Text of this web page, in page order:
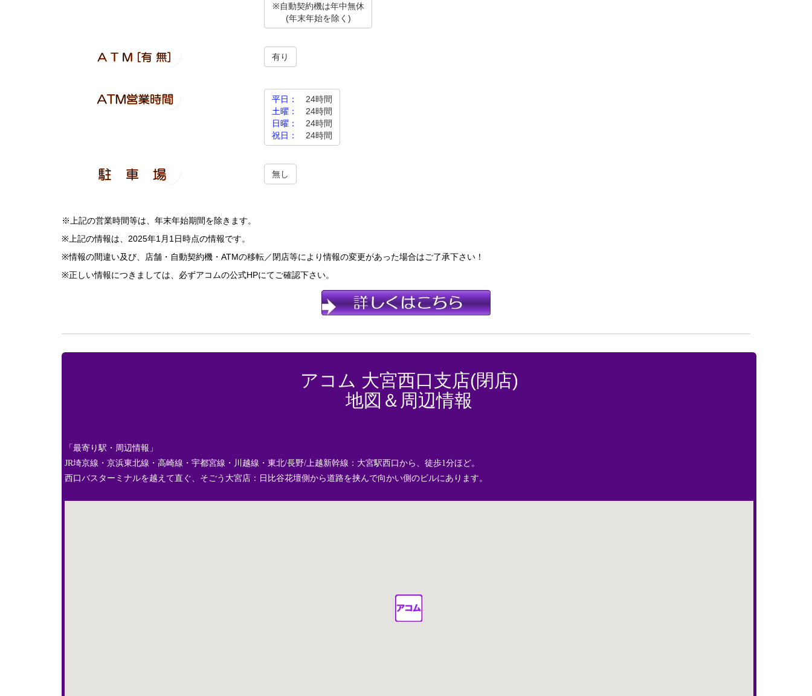
※自動契約機は年中無休
(年末年始を除く)
有り
平日：
24時間
土曜：
24時間
日曜：
24時間
祝日：
24時間
無し
※上記の営業時間等は、年末年始期間を除きます。
※上記の情報は、2025年1月1日時点の情報です。
※情報の間違い及び、店舗・自動契約機・ATMの移転／閉店等により情報の変更があった場合はご了承下さい！
※正しい情報につきましては、必ずアコムの公式HPにてご確認下さい。
アコム 大宮西口支店(閉店)
地図＆周辺情報
「最寄り駅・周辺情報」
JR埼京線・京浜東北線・高崎線・宇都宮線・川越線・東北/長野/上越新幹線：大宮駅西口から、徒歩1分ほど。
西口バスターミナルを越えて直ぐ、そごう大宮店：日比谷花壇側から道路を挟んで向かい側のビルにあります。